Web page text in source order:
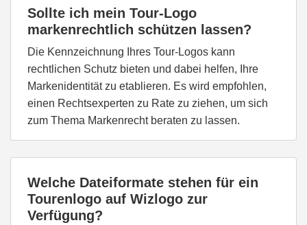
Sollte ich mein Tour-Logo
markenrechtlich schützen lassen?
Die Kennzeichnung Ihres Tour-Logos kann
rechtlichen Schutz bieten und dabei helfen, Ihre
Markenidentität zu etablieren. Es wird empfohlen,
einen Rechtsexperten zu Rate zu ziehen, um sich
zum Thema Markenrecht beraten zu lassen.
Welche Dateiformate stehen für ein
Tourenlogo auf Wizlogo zur
Verfügung?